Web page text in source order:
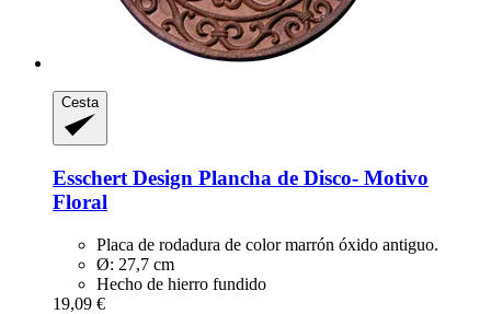
Cesta
Esschert Design Plancha de Disco-​ Motivo
Floral
Placa de rodadura de color marrón óxido antiguo.
Ø: 27,7 cm
Hecho de hierro fundido
19,09 €